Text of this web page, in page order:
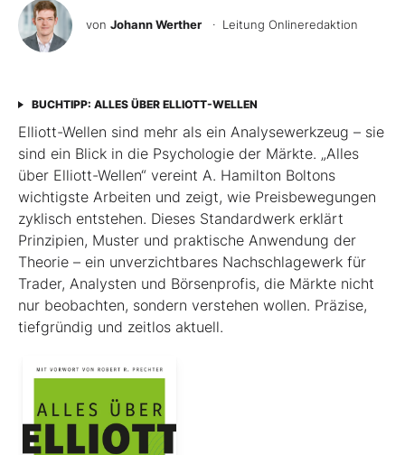
von Johann Werther · Leitung Onlineredaktion
BUCHTIPP: ALLES ÜBER ELLIOTT-WELLEN
Elliott-Wellen sind mehr als ein Analysewerkzeug – sie
sind ein Blick in die Psychologie der Märkte. „Alles
über Elliott-Wellen“ vereint A. Hamilton Boltons
wichtigste Arbeiten und zeigt, wie Preisbewegungen
zyklisch entstehen. Dieses Standardwerk erklärt
Prinzipien, Muster und praktische Anwendung der
Theorie – ein unverzichtbares Nachschlagewerk für
Trader, Analysten und Börsenprofis, die Märkte nicht
nur beobachten, sondern verstehen wollen. Präzise,
tiefgründig und zeitlos aktuell.